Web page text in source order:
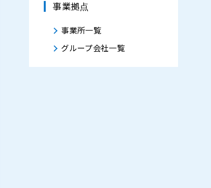
事業拠点
事業所一覧
グループ会社一覧